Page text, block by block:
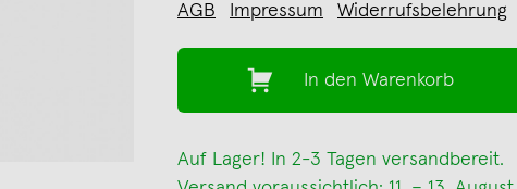
AGB
Impressum Widerrufsbelehrung
In den Warenkorb
Auf Lager! In 2-3 Tagen versandbereit.